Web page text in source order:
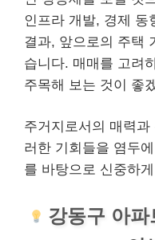
인프라 개발, 경제 동
결과, 앞으로의 주택
습니다. 매매를 고려
주목해 보는 것이 좋
주거지로서의 매력
러한 기회들을 염두
를 바탕으로 신중하
강동구 아